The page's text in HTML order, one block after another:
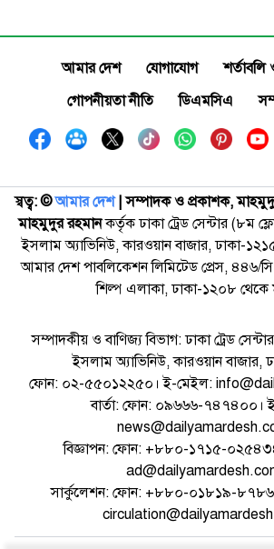
আমার দেশ যোগাযোগ
শর্তাবলি
গোপনীয়তা নীতি
ডিএমসিএ
স্বত্ব: ©️আমার দেশ| সম্পাদক ও প্রকাশক,
মাহমুদুর রহমানকর্তৃক ঢাকা ট্রেড সেন্টার (৮ম
ইসলাম অ্যাভিনিউ, কারওয়ান বাজার, ঢাকা-
আমার দেশ পাবলিকেশন লিমিটেড প্রেস, ৪৪৬/
শিল্প এলাকা, ঢাকা-১২০৮ থেকে
সম্পাদকীয় ও বাণিজ্য বিভাগ: ঢাকা ট্রেড
ইসলাম অ্যাভিনিউ, কারওয়ান বাজার,
ফোন: ০২-৫৫০১২২৫০। ই-মেইল:
বার্তা: ফোন: ০৯৬৬৬-৭৪৭৪০০।
বিজ্ঞাপন: ফোন: +৮৮০-১৭১৫-
সার্কুলেশন: ফোন: +৮৮০-০১৮১৯-